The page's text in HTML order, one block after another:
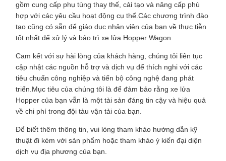
gồm cung cấp phụ tùng thay thế, cải tạo và nâng cấp phù
hợp với các yêu cầu hoạt động cụ thể.Các chương trình đào
tạo cũng có sẵn để giáo dục nhân viên của bạn về thực tiễn
tốt nhất để xử lý và bảo trì xe lửa Hopper Wagon.
Cam kết với sự hài lòng của khách hàng, chúng tôi liên tục
cập nhật các nguồn hỗ trợ và dịch vụ để thích nghi với các
tiêu chuẩn công nghiệp và tiến bộ công nghệ đang phát
triển.Mục tiêu của chúng tôi là để đảm bảo rằng xe lửa
Hopper của bạn vẫn là một tài sản đáng tin cậy và hiệu quả
về chi phí trong đội tàu vận tải của bạn.
Để biết thêm thông tin, vui lòng tham khảo hướng dẫn kỹ
thuật đi kèm với sản phẩm hoặc tham khảo ý kiến đại diện
dịch vụ địa phương của bạn.